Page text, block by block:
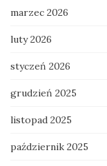
marzec 2026
luty 2026
styczeń 2026
grudzień 2025
listopad 2025
październik 2025